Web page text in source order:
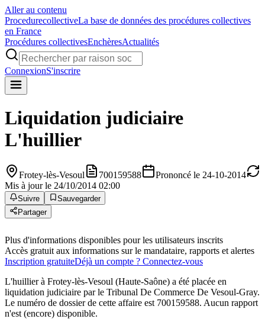
Aller au contenu
ProcedurecollectiveLa base de données des procédures collectives
en France
Procédures collectivesEnchèresActualités
ConnexionS'inscrire
Liquidation judiciaire
L'huillier
Frotey-lès-Vesoul 700159588
Prononcé le 24-10-2014
Mis à jour le 24/10/2014 02:00
Suivre
Sauvegarder
Partager
Plus d'informations disponibles pour les utilisateurs inscrits
Accès gratuit aux informations sur le mandataire, rapports et alertes
Inscription gratuiteDéjà un compte ? Connectez-vous
L'huillier à Frotey-lès-Vesoul (Haute-Saône) a été placée en
liquidation judiciaire par le Tribunal De Commerce De Vesoul-Gray.
Le numéro de dossier de cette affaire est 700159588. Aucun rapport
n'est (encore) disponible.